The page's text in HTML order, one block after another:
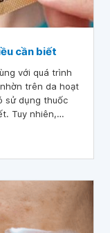
cần biết
với quá trình
trên da hoạt
sử dụng thuốc
Tuy nhiên,
trước khi sử